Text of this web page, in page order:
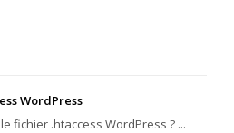
WordPress
fichier .htaccess WordPress ? ...